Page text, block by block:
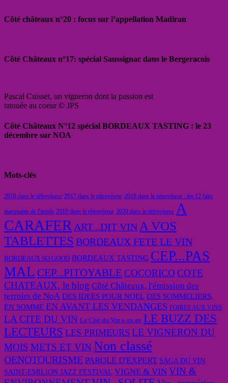
Côté châteaux n°20 : focus sur l’appellation Madiran
Côté Châteaux n°17: spécial Saussignac dans le Bergeracois
Pascal Cuisset, un vigneron dont la passion est
tatouée au coeur © JPS
Côté Châteaux N°12 spécial BORDEAUX TASTING : le 23
décembre sur NOA
Mots-clés
2016 dans le rétroviseur 2017 dans le rétroviseur 2018 dans le rétroviseur : les 12 faits
marquants de l'année 2019 dans le rétroviseur 2020 dans le rétroviseur A
CARAFER ART...DIT VIN A VOS
TABLETTES BORDEAUX FETE LE VIN
BORDEAUX SO GOOD BORDEAUX TASTING CEP...PAS
MAL CEP...PITOYABLE COCORICO COTE
CHATEAUX, le blog Côté Châteaux, l'émission des
terroirs de NoA DES IDEES POUR NOEL DES SOMMELIERS,
EN SOMME EN AVANT LES VENDANGES FOIRES AUX VINS
LA CITE DU VIN La Cité du Vin a un an LE BUZZ DES
LECTEURS LES PRIMEURS LE VIGNERON DU
MOIS METS ET VIN Non classé
OENOTOURISME PAROLE D'EXPERT SAGA DU VIN
SAINT-EMILION JAZZ FESTIVAL VIGNE & VIN VIN &